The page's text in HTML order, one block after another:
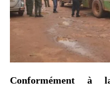
Conformément à